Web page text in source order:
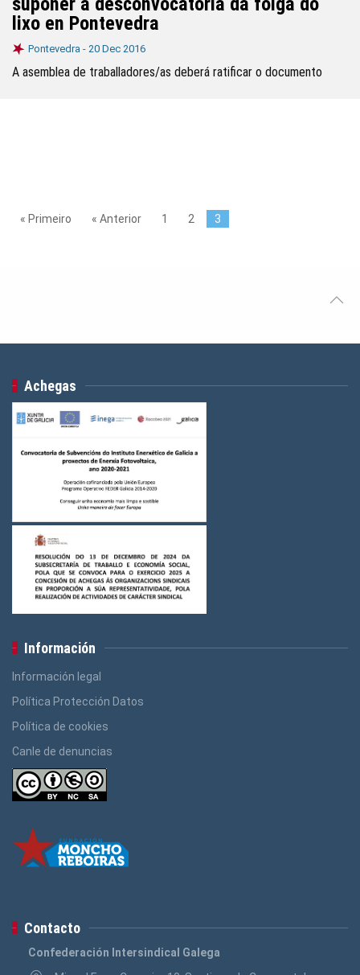
lixo en Pontevedra
Pontevedra - 20 Dec 2016
A asemblea de traballadores/as deberá ratificar o documento
« Primeiro « Anterior 1 2 3
Achegas
Información
Información legal
Política Protección Datos
Política de cookies
Canle de denuncias
Contacto
Confederación Intersindical Galega